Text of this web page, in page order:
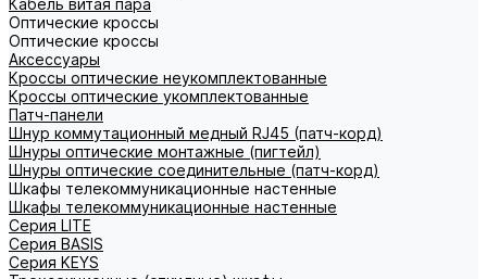
Кабель витая пара
Оптические кроссы
Оптические кроссы
Аксессуары
Кроссы оптические неукомплектованные
Кроссы оптические укомплектованные
Патч-панели
Шнур коммутационный медный RJ45 (патч-корд)
Шнуры оптические монтажные (пигтейл)
Шнуры оптические соединительные (патч-корд)
Шкафы телекоммуникационные настенные
Шкафы телекоммуникационные настенные
Cерия LITE
Cерия BASIS
Cерия KEYS